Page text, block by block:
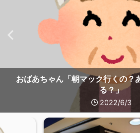
おばあちゃん「朝マック行くの？
る？」
2022/6/3